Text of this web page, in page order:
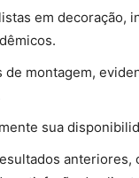
em decoração,
de montagem,
sua
anteriores,